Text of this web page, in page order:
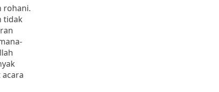
rohani.
tidak
acara